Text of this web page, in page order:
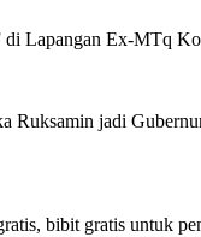
di Lapangan Ex-MTq
Ruksamin jadi
bibit gratis untuk